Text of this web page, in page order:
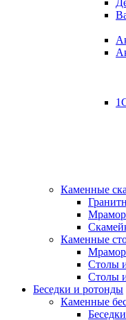
Каменные
Каменные
Столы
Столы и
Беседки и ротонды
Каменные